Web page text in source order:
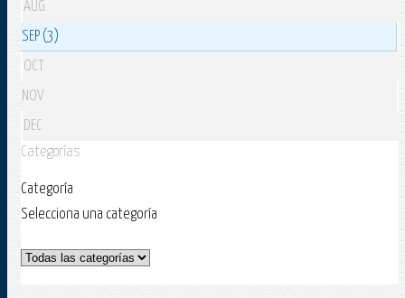
AUG
SEP (3)
OCT
NOV
DEC
Categorías
Categoría
Selecciona una categoría